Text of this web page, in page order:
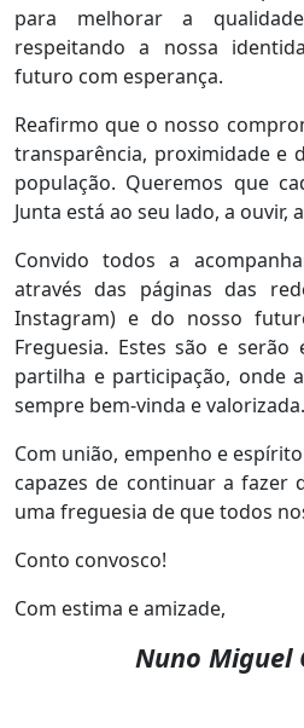
para melhorar a
respeitando a nossa
futuro com esperança.
Reafirmo que o nosso
transparência, proximidade e
população. Queremos que
Junta está ao seu lado, a ouvir,
Convido todos a
através das páginas das
Instagram) e do nosso
Freguesia. Estes são e serão
partilha e participação, onde
sempre bem-vinda e valorizada.
Com união, empenho e
capazes de continuar a fazer
uma freguesia de que todos
Conto convosco!
Com estima e amizade,
Nuno Miguel